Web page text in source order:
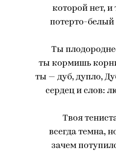
которой нет,
потерто-белый
Ты
ты кормишь
ты — дуб, дупло,
сердец и слов:
Твоя
всегда темна,
зачем